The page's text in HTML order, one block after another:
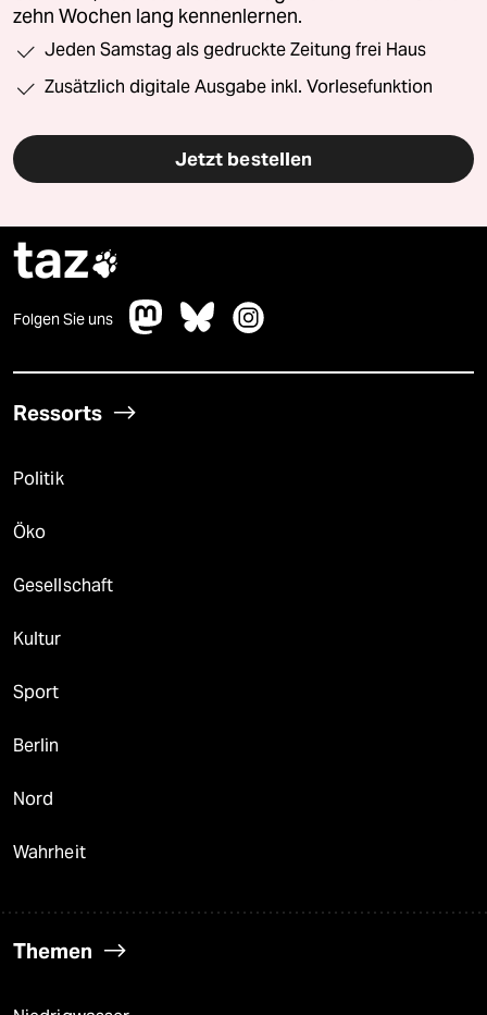
zehn Wochen lang kennenlernen.
Jeden Samstag als gedruckte Zeitung frei Haus
Zusätzlich digitale Ausgabe inkl. Vorlesefunktion
Jetzt bestellen
taz
Folgen Sie uns
Ressorts
Politik
Öko
Gesellschaft
Kultur
Sport
Berlin
Nord
Wahrheit
Themen